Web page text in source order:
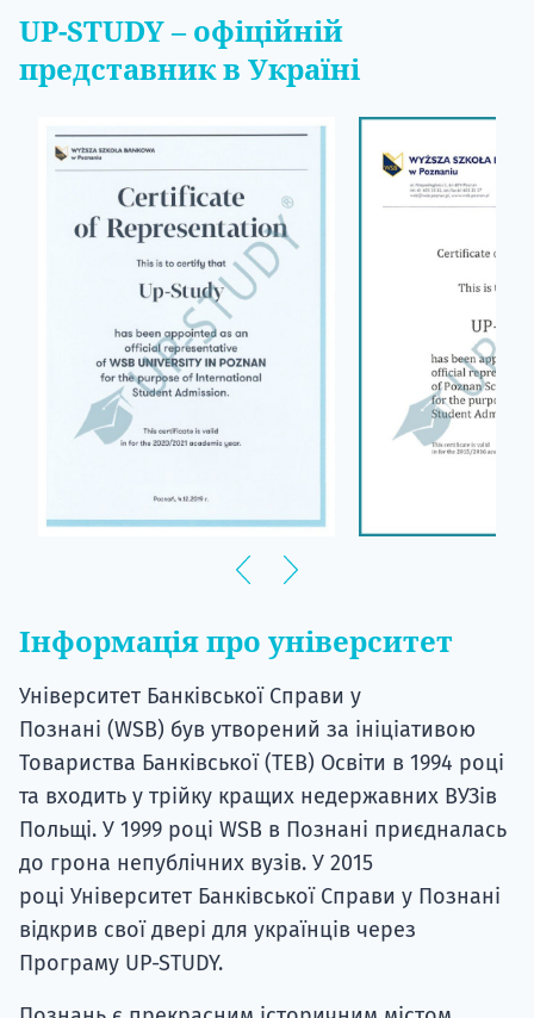
UP-STUDY– офіційній
представник в Україні
Інформація про університет
Університет Банківської Справи у
Познані (WSB) був утворений за ініціативою
Товариства Банківської (TEB) Освіти в 1994 році
та входить у трійку кращих недержавних ВУЗів
Польщі. У 1999 році WSB в Познані приєдналась
до грона непублічних вузів. У 2015
році Університет Банківської Справи у Познані
відкрив свої двері для українців через
Програму UP-STUDY.